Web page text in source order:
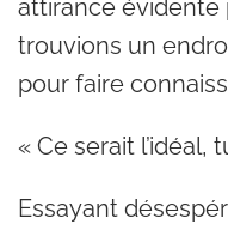
attirance évidente
trouvions un
pour faire
« Ce serait l’idéal,
Essayant